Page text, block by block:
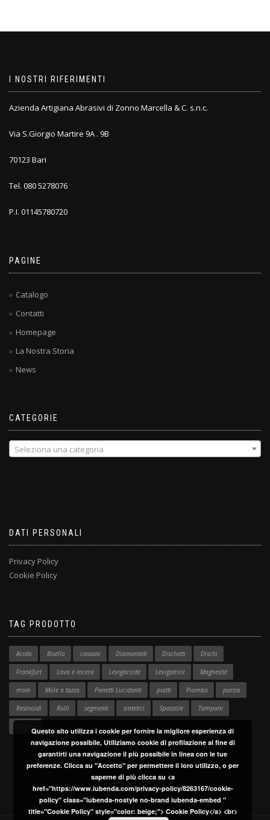
I NOSTRI RIFERIMENTI
Azienda Artigiana Abrasivi di Zonno Marcella & C. s.n.c.
Via S.Giorgio Martire 9A . 9B
70123 Bari
Tel. 080 5278076
P.I. 01145780720
PAGINE
Catalogo
Contatti
Homepage
La Nostra Storia
News
CATEGORIE
Seleziona una categoria
DATI PERSONALI
Privacy Policy
Cookie Policy
TAG PRODOTTO
Acido Bisello cassani Diamantati Dischetti Dischi
Frankfurt Lava e Incera Levigacoste Levigatrice Magnesite
mole Mole a tazza Panetti Lucidanti piatti Piombo porosi
Resinoidi Rulli segmenti sintetici Spazzole Tamponi
Questo sito utilizza i cookie per fornire la migliore esperienza di
navigazione possibile, Utiliziamo cookie di profilazione al fine di
garantirti una navigazione il più possibile in linea con le tue
preferenze. Clicca su "Accetto" per permettere il loro utilizzo, o per
saperne di più clicca su <a
href="https://www.iubenda.com/privacy-policy/8263167/cookie-
policy" class="iubenda-nostyle no-brand iubenda-embed "
title="Cookie Policy" style="color: beige;"> Cookie Policy</a> <br>